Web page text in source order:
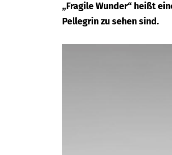
„Fragile Wunder“ heißt
Pellegrin zu sehen sind.